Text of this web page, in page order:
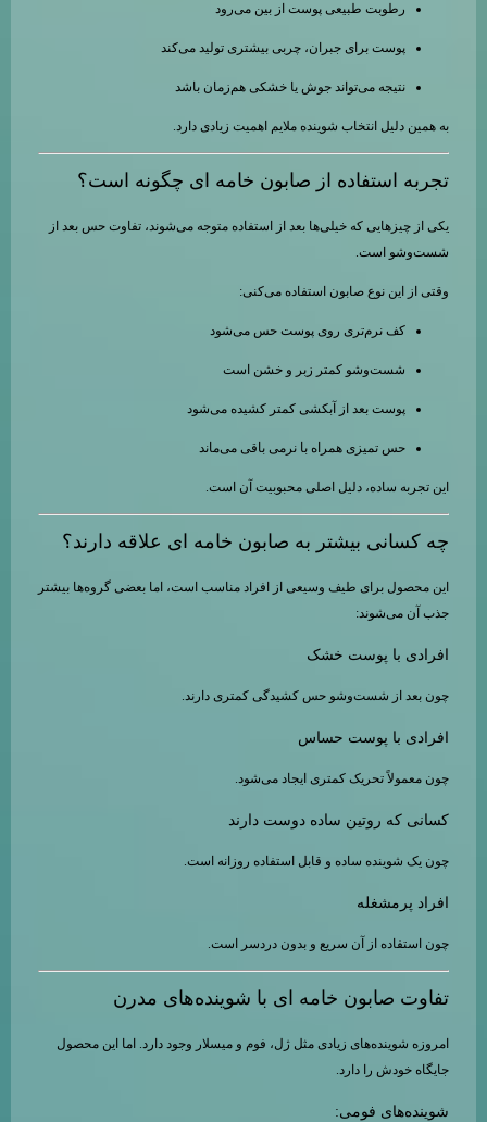
رطوبت طبیعی پوست از بین می‌رود
پوست برای جبران، چربی بیشتری تولید می‌کند
نتیجه می‌تواند جوش یا خشکی هم‌زمان باشد
به همین دلیل انتخاب شوینده ملایم اهمیت زیادی دارد.
تجربه استفاده از صابون خامه ای چگونه است؟
یکی از چیزهایی که خیلی‌ها بعد از استفاده متوجه می‌شوند، تفاوت حس بعد از
شست‌وشو است.
وقتی از این نوع صابون استفاده می‌کنی:
کف نرم‌تری روی پوست حس می‌شود
شست‌وشو کمتر زبر و خشن است
پوست بعد از آبکشی کمتر کشیده می‌شود
حس تمیزی همراه با نرمی باقی می‌ماند
این تجربه ساده، دلیل اصلی محبوبیت آن است.
چه کسانی بیشتر به صابون خامه ای علاقه دارند؟
این محصول برای طیف وسیعی از افراد مناسب است، اما بعضی گروه‌ها بیشتر
جذب آن می‌شوند:
افرادی با پوست خشک
چون بعد از شست‌وشو حس کشیدگی کمتری دارند.
افرادی با پوست حساس
چون معمولاً تحریک کمتری ایجاد می‌شود.
کسانی که روتین ساده دوست دارند
چون یک شوینده ساده و قابل استفاده روزانه است.
افراد پرمشغله
چون استفاده از آن سریع و بدون دردسر است.
تفاوت صابون خامه ای با شوینده‌های مدرن
امروزه شوینده‌های زیادی مثل ژل، فوم و میسلار وجود دارد. اما این محصول
جایگاه خودش را دارد.
شوینده‌های فومی: